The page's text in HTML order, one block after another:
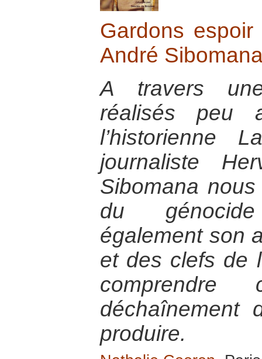
Gardons
André
A travers
réalisés peu
l’historienne
journaliste
Sibomana
du
également son
et des clefs de
déchaînement
produire.